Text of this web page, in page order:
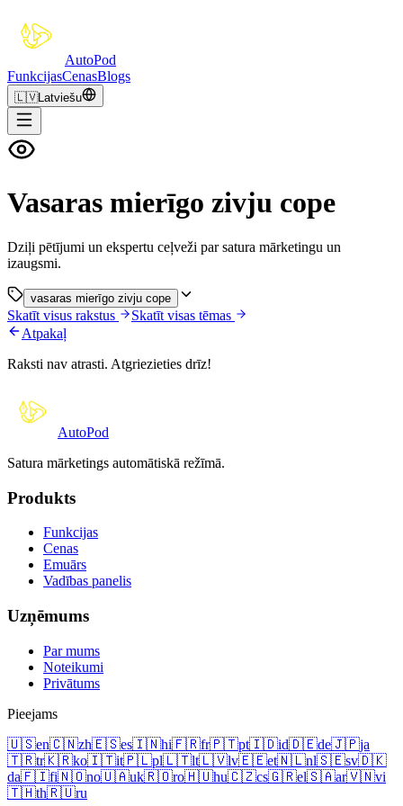
AutoPod
FunkcijasCenasBlogs
🇱🇻Latviešu
Vasaras mierīgo zivju cope
Dziļi pētījumi un ekspertu ceļveži par satura mārketingu un
izaugsmi.
vasaras mierīgo zivju cope
Skatīt visus rakstus
Skatīt visas tēmas
Atpakaļ
Raksti nav atrasti. Atgriezieties drīz!
AutoPod
Satura mārketings automātiskā režīmā.
Produkts
Funkcijas
Cenas
Emuārs
Vadības panelis
Uzņēmums
Par mums
Noteikumi
Privātums
Pieejams
🇺🇸en🇨🇳zh🇪🇸es🇮🇳hi🇫🇷fr🇵🇹pt🇮🇩id🇩🇪de🇯🇵ja
🇹🇷tr🇰🇷ko🇮🇹it🇵🇱pl🇱🇹lt🇱🇻lv🇪🇪et🇳🇱nl🇸🇪sv🇩🇰
da🇫🇮fi🇳🇴no🇺🇦uk🇷🇴ro🇭🇺hu🇨🇿cs🇬🇷el🇸🇦ar🇻🇳vi
🇹🇭th🇷🇺ru